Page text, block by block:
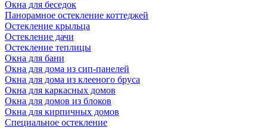
Окна для беседок
Панорамное остекление коттеджей
Остекление крыльца
Остекление дачи
Остекление теплицы
Окна для бани
Окна для дома из сип-панелей
Окна для дома из клееного бруса
Окна для каркасных домов
Окна для домов из блоков
Окна для кирпичных домов
Специальное остекление